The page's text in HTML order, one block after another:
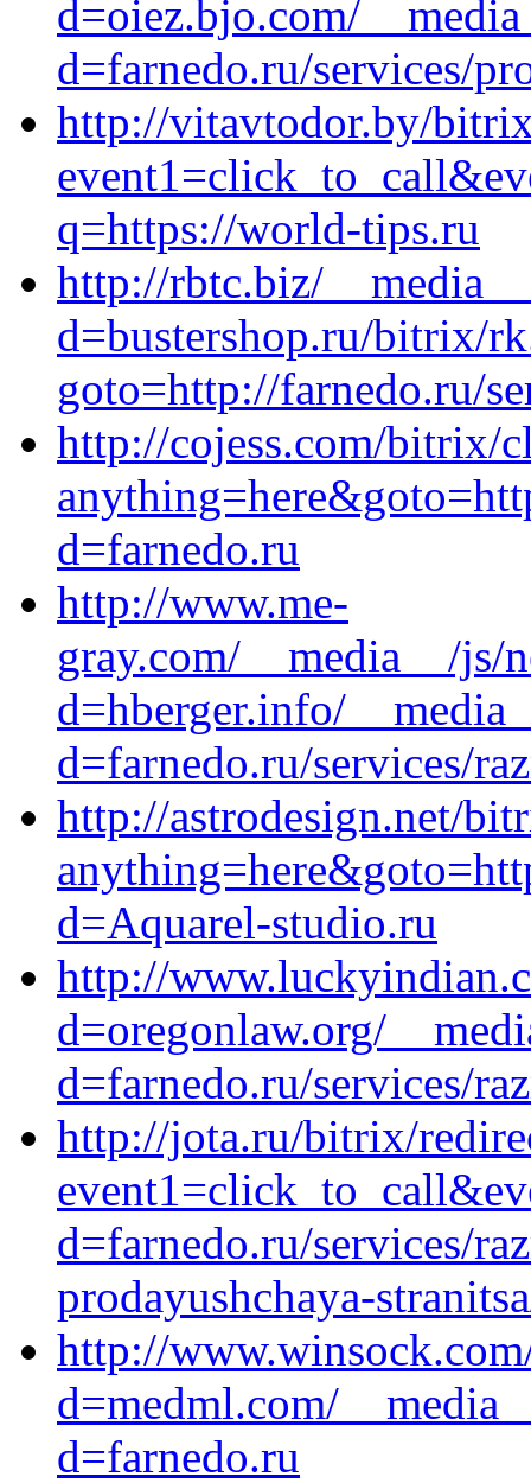
d=oiez.bjo.com/
d=farnedo.ru/services/
http://vitavtodor.by/
q=https://world-tips.ru
http://rbtc.biz/
d=bustershop.ru/bitrix/
goto=http://farnedo.ru/
http://cojess.com/bitrix/
d=farnedo.ru
http://www.me-
gray.com/__media__/js/
d=hberger.info/
d=farnedo.ru/services/
http://astrodesign.net/
d=Aquarel-studio.ru
http://
d=oregonlaw.org/
d=farnedo.ru/services/
http://jota.ru/bitrix/
d=farnedo.ru/services/
prodayushchaya-
http://
d=medml.com/
d=farnedo.ru